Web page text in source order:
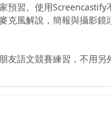
預習。使用
克風解說，簡報與攝影
友語文競賽練習，不用